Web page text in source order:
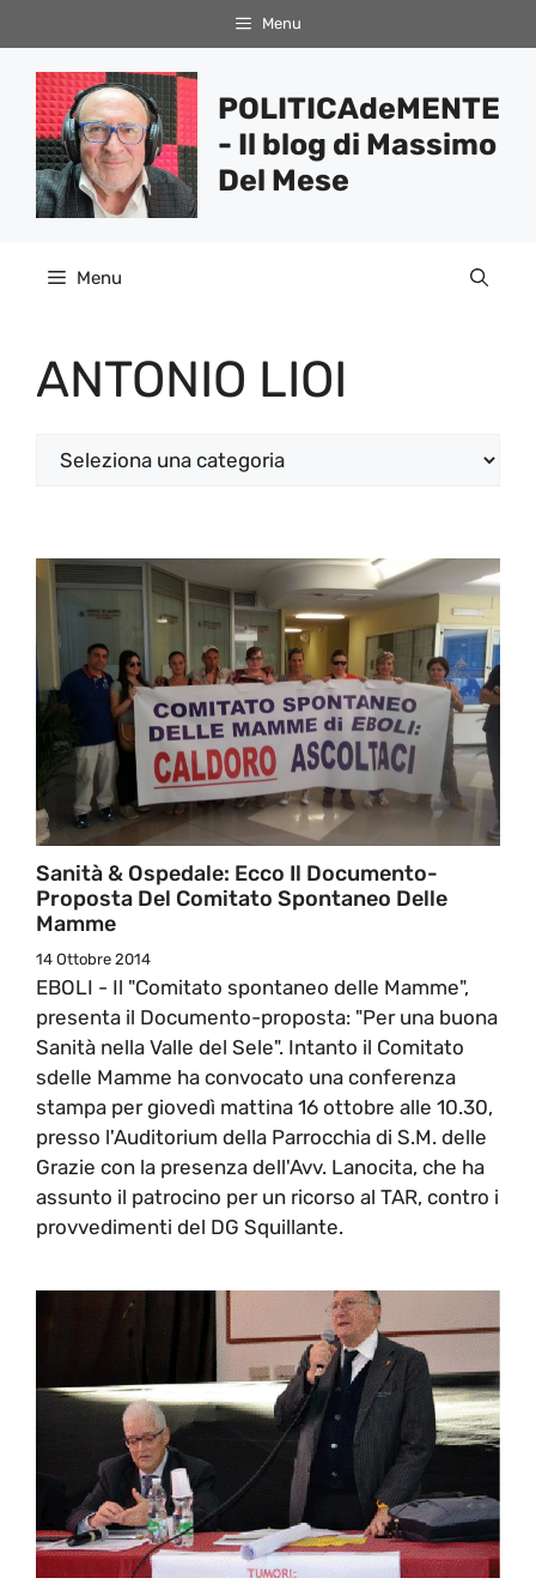
al
contenuto
Menu
POLITICAdeMENTE
- Il blog di Massimo
Del Mese
Menu
ANTONIO LIOI
Categorie
Sanità & Ospedale: Ecco Il Documento-
Proposta Del Comitato Spontaneo Delle
Mamme
14 Ottobre 2014
EBOLI - Il "Comitato spontaneo delle Mamme",
presenta il Documento-proposta: "Per una buona
Sanità nella Valle del Sele". Intanto il Comitato
sdelle Mamme ha convocato una conferenza
stampa per giovedì mattina 16 ottobre alle 10.30,
presso l'Auditorium della Parrocchia di S.M. delle
Grazie con la presenza dell'Avv. Lanocita, che ha
assunto il patrocino per un ricorso al TAR, contro i
provvedimenti del DG Squillante.